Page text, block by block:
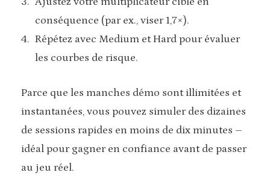
conséquence (par ex., viser 1,7×).
Répétez avec Medium et Hard pour évaluer
les courbes de risque.
Parce que les manches démo sont illimitées et
instantanées, vous pouvez simuler des dizaines
de sessions rapides en moins de dix minutes –
idéal pour gagner en confiance avant de passer
au jeu réel.